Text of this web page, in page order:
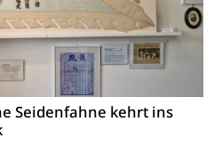
Seidenfahne kehrt ins